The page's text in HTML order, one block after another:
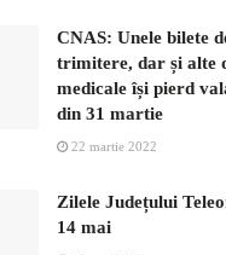
CNAS: Unele bilete
trimitere, dar și alte
medicale își pierd
din 31 martie
22 martie 2022
Zilele Județului
14 mai